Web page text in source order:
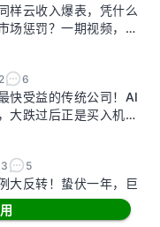
样云收入爆表，凭什么
场惩罚？一期视频，告
6
快受益的传统公司！AI
大跌过后正是买入机
5
大反转！蛰伏一年，巨
起飞了？